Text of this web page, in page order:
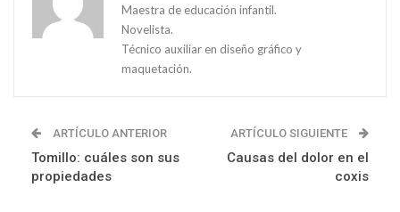
Maestra de educación infantil.
Novelista.
Técnico auxiliar en diseño gráfico y
maquetación.
ARTÍCULO ANTERIOR
Tomillo: cuáles son sus
propiedades
ARTÍCULO SIGUIENTE
Causas del dolor en el
coxis